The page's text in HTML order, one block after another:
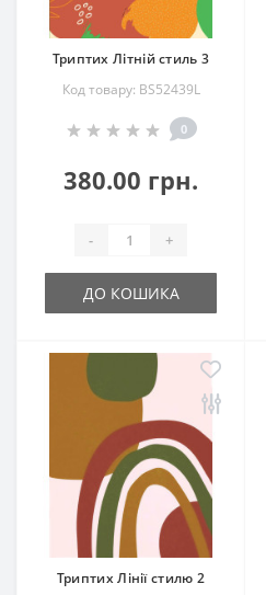
Триптих Літній стиль 3
Код товару: BS52439L
0
380.00 грн.
- +
ДО КОШИКА
Триптих Лінії стилю 2